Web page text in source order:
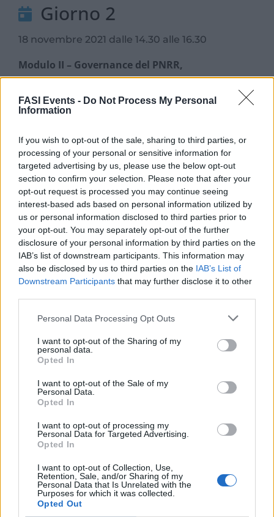
FASI Events - Do Not Process My Personal
Information
If you wish to opt-out of the sale, sharing to third parties, or
processing of your personal or sensitive information for
targeted advertising by us, please use the below opt-out
section to confirm your selection. Please note that after your
opt-out request is processed you may continue seeing
interest-based ads based on personal information utilized by
us or personal information disclosed to third parties prior to
your opt-out. You may separately opt-out of the further
disclosure of your personal information by third parties on the
IAB’s list of downstream participants. This information may
also be disclosed by us to third parties on the IAB’s List of
Downstream Participants that may further disclose it to other
Personal Data Processing Opt Outs
I want to opt-out of the Sharing of my
personal data.
Opted In
I want to opt-out of the Sale of my
Personal Data.
Opted In
I want to opt-out of processing my
Personal Data for Targeted Advertising.
Opted In
I want to opt-out of Collection, Use,
Retention, Sale, and/or Sharing of my
Personal Data that Is Unrelated with the
Purposes for which it was collected.
Opted Out
Giorno 2
18 novembre 2021 dalle 14.30 alle 16.30
Modulo II – Governance del PNRR,
rafforzamento delle strutture amministrative e
snellimento delle procedure operative
– Cabina di regia
– Segreteria tecnica
– Tavolo permanente
– Unità per la razionalizzazione
– Ufficio per la semplificazione
Modalità del PNRR:
– Rafforzamento delle strutture esistenti
– Semplificazione delle norme
Strategia di attuazione
Domande/risposte
25 novembre 2021 dalle 14.30 alle 16.30
Modulo III – Ruolo delle Pubbliche Amministrazioni,
opportunità per i Comuni e per le imprese,
previste dal PNRR entro il 31/12/2021
Ruolo delle Pubbliche Amministrazioni
Opportunità per i Comuni e per le imprese
Il Coordinamento MEF su attuazione del
PNRR